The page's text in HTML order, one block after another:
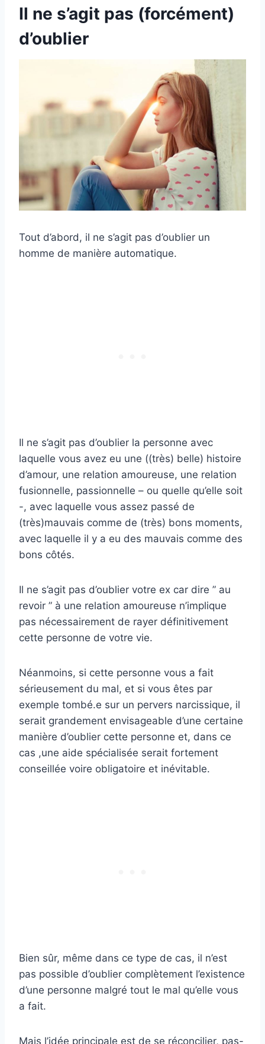
Il ne s’agit pas (forcément)
d’oublier
Tout d’abord, il ne s’agit pas d’oublier un
homme de manière automatique.
Il ne s’agit pas d’oublier la personne avec
laquelle vous avez eu une ((très) belle) histoire
d’amour, une relation amoureuse, une relation
fusionnelle, passionnelle – ou quelle qu’elle soit
-, avec laquelle vous assez passé de
(très)mauvais comme de (très) bons moments,
avec laquelle il y a eu des mauvais comme des
bons côtés.
Il ne s’agit pas d’oublier votre ex car dire ” au
revoir ” à une relation amoureuse n’implique
pas nécessairement de rayer définitivement
cette personne de votre vie.
Néanmoins, si cette personne vous a fait
sérieusement du mal, et si vous êtes par
exemple tombé.e sur un pervers narcissique, il
serait grandement envisageable d’une certaine
manière d’oublier cette personne et, dans ce
cas ,une aide spécialisée serait fortement
conseillée voire obligatoire et inévitable.
Bien sûr, même dans ce type de cas, il n’est
pas possible d’oublier complètement l’existence
d’une personne malgré tout le mal qu’elle vous
a fait.
Mais l’idée principale est de se réconcilier, pas-